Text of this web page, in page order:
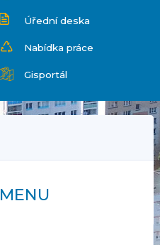
Úřední deska
Nabídka práce
Gisportál
MENU